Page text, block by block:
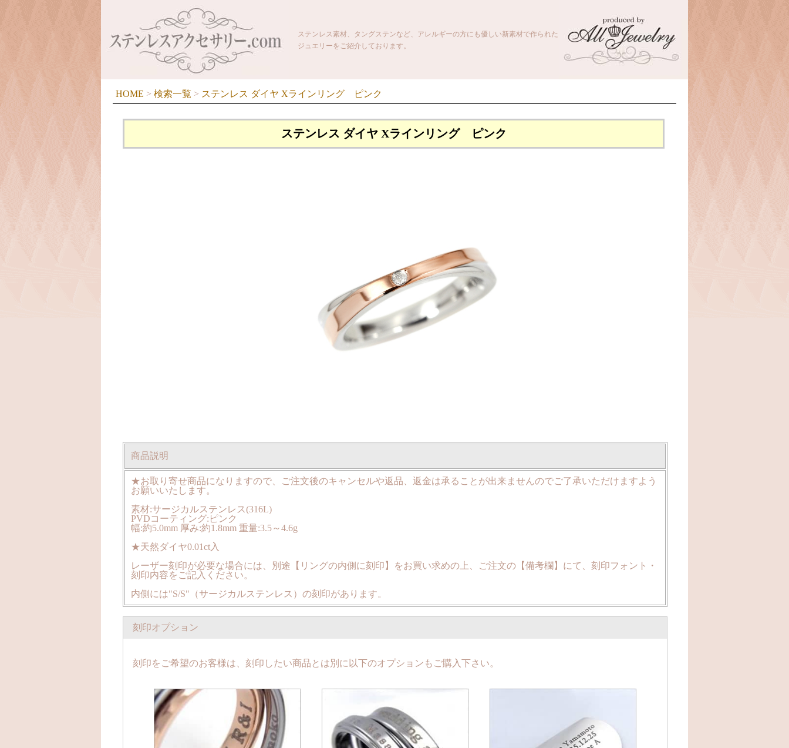
ステンレス素材、タングステンなど、アレルギーの方にも優しい新素材で作られた
ジュエリーをご紹介しております。
HOME > 検索一覧 > ステンレス ダイヤ Xラインリング ピンク
ステンレス ダイヤ Xラインリング ピンク
商品説明
★お取り寄せ商品になりますので、ご注文後のキャンセルや返品、返金は承ることが出来ませんのでご了承いただけますよう
お願いいたします。
素材:サージカルステンレス(316L)
PVDコーティング:ピンク
幅:約5.0mm 厚み:約1.8mm 重量:3.5～4.6g
★天然ダイヤ0.01ct入
レーザー刻印が必要な場合には、別途【リングの内側に刻印】をお買い求めの上、ご注文の【備考欄】にて、刻印フォント・
刻印内容をご記入ください。
内側には"S/S"（サージカルステンレス）の刻印があります。
刻印オプション
刻印をご希望のお客様は、刻印したい商品とは別に以下のオプションもご購入下さい。